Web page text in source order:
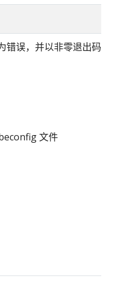
错误，并以非零退出码退
文件